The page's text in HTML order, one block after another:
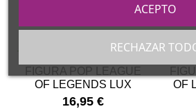
FIGURA POP LEAGUE
OF LEGENDS LUX
16,95 €
OF
RECHAZAR
ACEPTO